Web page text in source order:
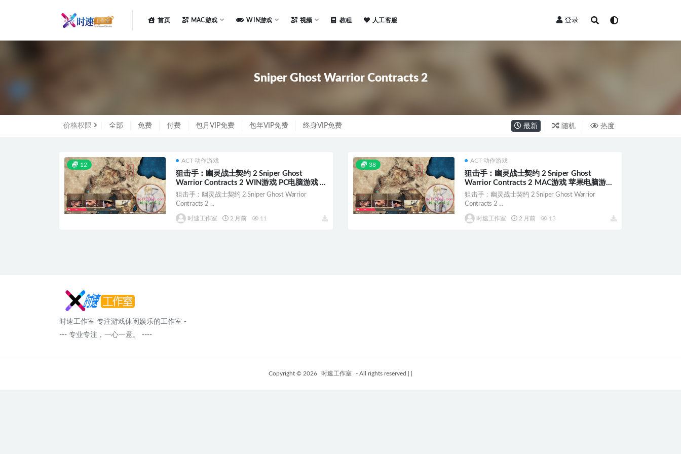
首页 MAC游戏 WIN游戏 视频 教程 人工客服 登录
Sniper Ghost Warrior Contracts 2
价格权限 全部 免费 付费 包月VIP免费 包年VIP免费 终身VIP免费 最新 随机 热度
12
ACT 动作游戏
狙击手：幽灵战士契约 2 Sniper Ghost
Warrior Contracts 2 WIN游戏 PC电脑游戏 适
配系统WINDOWS
狙击手：幽灵战士契约 2 Sniper Ghost Warrior
Contracts 2 ...
时速工作室 2 月前 11
38
ACT 动作游戏
狙击手：幽灵战士契约 2 Sniper Ghost
Warrior Contracts 2 MAC游戏 苹果电脑游戏
适配苹果OS系统macOS
狙击手：幽灵战士契约 2 Sniper Ghost Warrior
Contracts 2 ...
时速工作室 2 月前 13
时速工作室 专注游戏休闲娱乐的工作室 -
--- 专业专注，一心一意。 ----
Copyright © 2026 时速工作室 - All rights reserved